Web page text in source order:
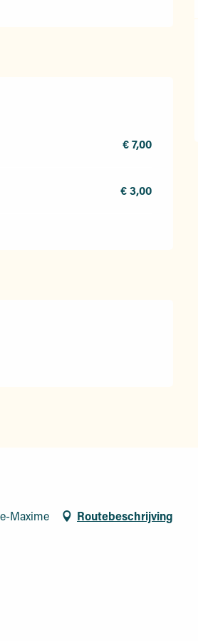
€ 7,00
€ 3,00
Maxime Routebeschrijving